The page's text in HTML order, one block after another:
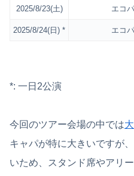
2025/8/23(土) エコ
2025/8/24(日) * エコ
*: 一日2公演
今回のツアー会場の中では
キャパが特に大きいですが
いため、スタンド席やアリ